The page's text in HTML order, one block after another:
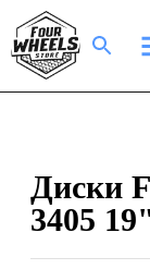
Диски
3405